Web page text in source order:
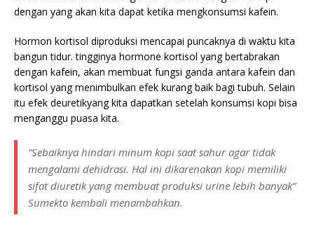
dengan yang akan kita dapat ketika mengkonsumsi kafein.
Hormon kortisol diproduksi mencapai puncaknya di waktu kita
bangun tidur. tingginya hormone kortisol yang bertabrakan
dengan kafein, akan membuat fungsi ganda antara kafein dan
kortisol yang menimbulkan efek kurang baik bagi tubuh. Selain
itu efek deuretikyang kita dapatkan setelah konsumsi kopi bisa
menganggu puasa kita.
“Sebaiknya hindari minum kopi saat sahur agar tidak
mengalami dehidrasi. Hal ini dikarenakan kopi memiliki
sifat diuretik yang membuat produksi urine lebih banyak”
Sumekto kembali menambahkan.